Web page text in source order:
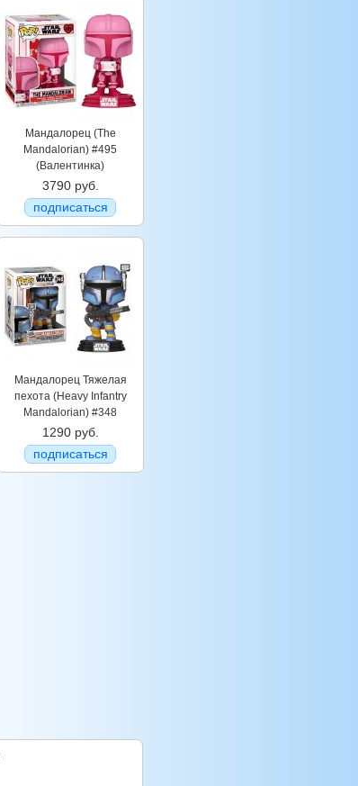
Мандалорец (The
Mandalorian) #495
(Валентинка)
3790 руб.
подписаться
Мандалорец Тяжелая
пехота (Heavy Infantry
Mandalorian) #348
1290 руб.
подписаться